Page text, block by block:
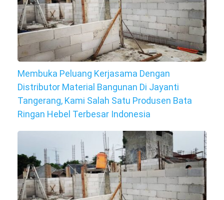
Membuka Peluang Kerjasama Dengan
Distributor Material Bangunan Di Jayanti
Tangerang, Kami Salah Satu Produsen Bata
Ringan Hebel Terbesar Indonesia